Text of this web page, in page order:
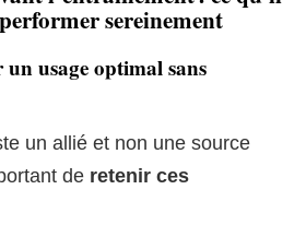
sereinement
usage optimal sans
un allié et non une source
de retenir ces